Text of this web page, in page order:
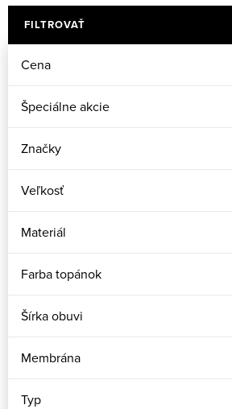
FILTROVAŤ
Cena
Špeciálne akcie
Značky
Veľkosť
Materiál
Farba topánok
Šírka obuvi
Membrána
Typ